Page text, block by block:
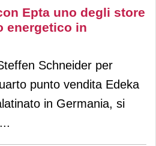
Epta uno degli store
energetico in
Schneider per
punto vendita Edeka
in Germania, si
...